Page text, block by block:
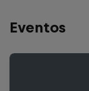
Eventos